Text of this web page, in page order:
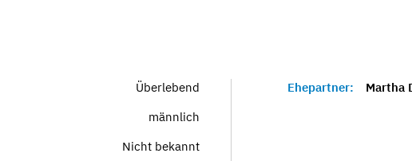
Überlebend
männlich
Nicht bekannt
Ehepartner: Martha